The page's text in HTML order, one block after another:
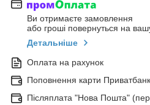
Ви отримаєте замовлення
або гроші повернуться на
Детальніше
Оплата на рахунок
Поповнення карти
Післяплата "Нова Пошта"